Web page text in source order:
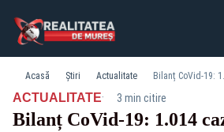
Acasă Știri Actualitate
ACTUALITATE· 3 min citire
Bilanț CoVid-19: 1.014